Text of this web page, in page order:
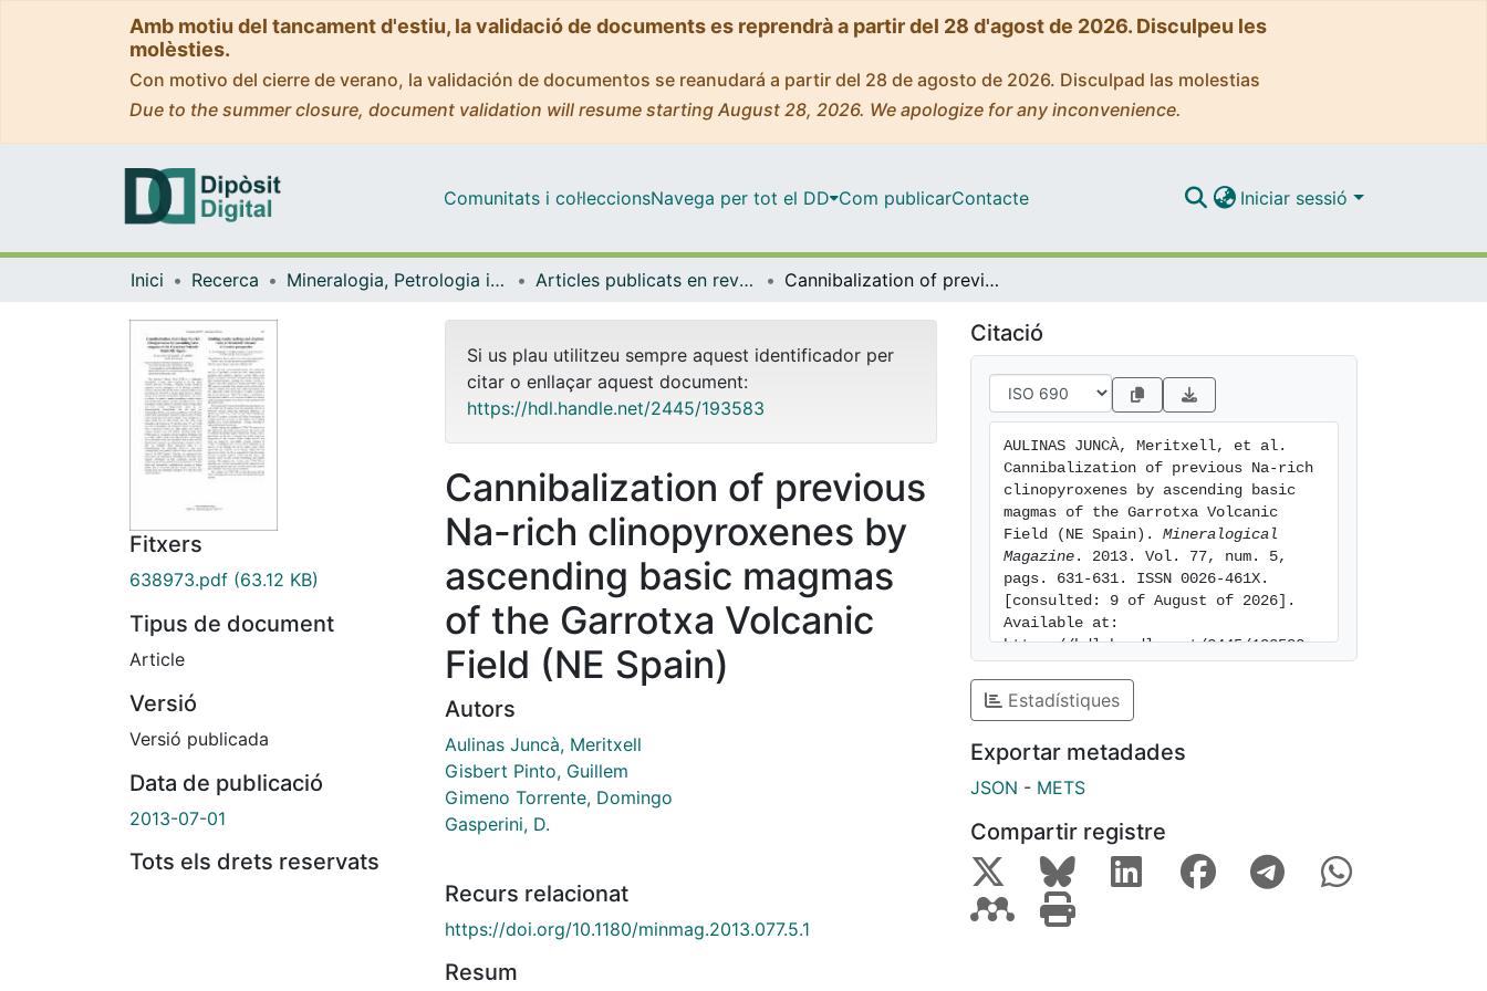
Amb motiu del tancament d'estiu, la validació de documents es reprendrà a partir del 28 d'agost de 2026. Disculpeu les
molèsties.
Con motivo del cierre de verano, la validación de documentos se reanudará a partir del 28 de agosto de 2026. Disculpad las molestias
Due to the summer closure, document validation will resume starting August 28, 2026. We apologize for any inconvenience.
Comunitats i col·leccionsNavega per tot el DD Com publicarContacte Iniciar sessió
Inici Recerca Mineralogia, Petrologia i Geologia Aplicada Articles publicats en revistes (Mineralogia, Petrologia i Geologia Aplicada) Cannibalization of previous Na-rich clinopyroxenes by ascending basic magmas of the Garrotxa Volcanic Field (NE Spain)
Fitxers
638973.pdf (63.12 KB)
Tipus de document
Article
Versió
Versió publicada
Data de publicació
2013-07-01
Tots els drets reservats
Si us plau utilitzeu sempre aquest identificador per
citar o enllaçar aquest document:
https://hdl.handle.net/2445/193583
Cannibalization of previous
Na-rich clinopyroxenes by
ascending basic magmas
of the Garrotxa Volcanic
Field (NE Spain)
Autors
Aulinas Juncà, Meritxell
Gisbert Pinto, Guillem
Gimeno Torrente, Domingo
Gasperini, D.
Recurs relacionat
https://doi.org/10.1180/minmag.2013.077.5.1
Resum
Citació
AULINAS JUNCÀ, Meritxell, et al.
Cannibalization of previous Na-rich
clinopyroxenes by ascending basic
magmas of the Garrotxa Volcanic
Field (NE Spain). Mineralogical
Magazine . 2013. Vol. 77, num. 5,
pags. 631-631. ISSN 0026-461X.
[consulted: 9 of August of 2026].
Available at:
https://hdl.handle.net/2445/193583
Estadístiques
Exportar metadades
JSON - METS
Compartir registre